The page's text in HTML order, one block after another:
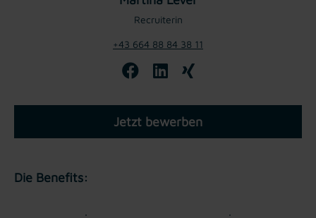
Recruiterin
+43 664 88 84 38 11
Jetzt bewerben
Die Benefits: